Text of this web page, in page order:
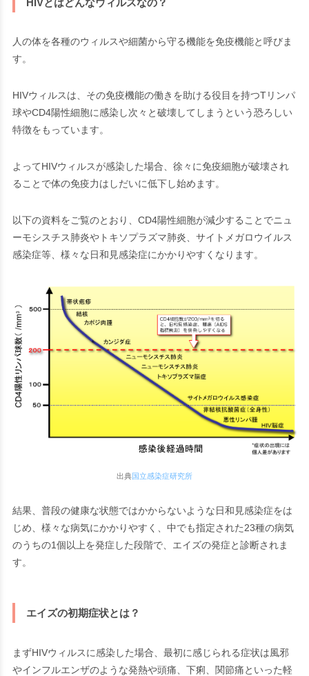
人の体を各種のウィルスや細菌から守る機能を免疫機能と呼びま
す。
HIVウィルスは、その免疫機能の働きを助ける役目を持つTリンパ
球やCD4陽性細胞に感染し次々と破壊してしまうという恐ろしい
特徴をもっています。
よってHIVウィルスが感染した場合、徐々に免疫細胞が破壊され
ることで体の免疫力はしだいに低下し始めます。
以下の資料をご覧のとおり、CD4陽性細胞が減少することでニュ
ーモシスチス肺炎やトキソプラズマ肺炎、サイトメガロウイルス
感染症等、様々な日和見感染症にかかりやすくなります。
出典国立感染症研究所
結果、普段の健康な状態ではかからないような日和見感染症をは
じめ、様々な病気にかかりやすく、中でも指定された23種の病気
のうちの1個以上を発症した段階で、エイズの発症と診断されま
す。
エイズの初期症状とは？
まずHIVウィルスに感染した場合、最初に感じられる症状は 風邪
やインフルエンザのような発熱や頭痛、下痢、関節痛といった軽